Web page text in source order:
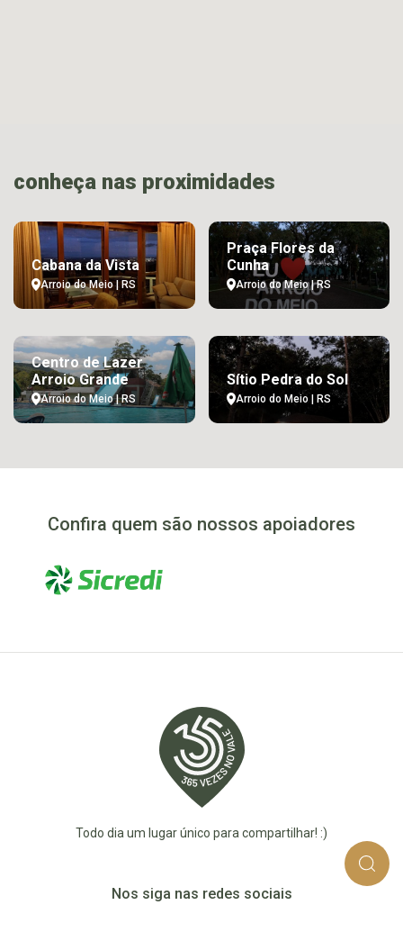
conheça nas proximidades
Cabana da Vista
Arroio do Meio | RS
Praça Flores da
Cunha
Arroio do Meio | RS
Centro de Lazer
Arroio Grande
Arroio do Meio | RS
Sítio Pedra do Sol
Arroio do Meio | RS
Confira quem são nossos apoiadores
Todo dia um lugar único para compartilhar! :)
Nos siga nas redes sociais